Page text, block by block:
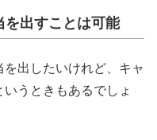
を出すことは可能
出したいけれど、キャ
うときもあるでしょ